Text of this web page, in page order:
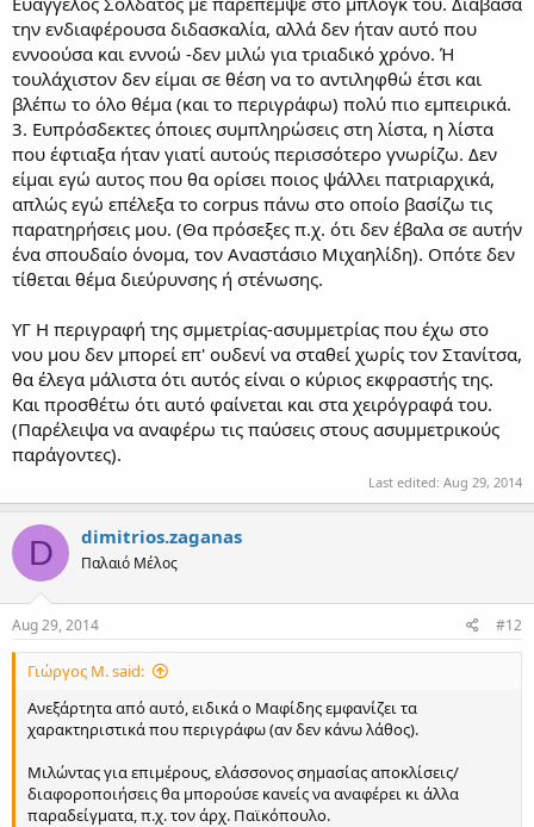
την ενδιαφέρουσα διδασκαλία, αλλά δεν ήταν αυτό που
εννοούσα και εννοώ -δεν μιλώ για τριαδικό χρόνο. Ή
τουλάχιστον δεν είμαι σε θέση να το αντιληφθώ έτσι και
βλέπω το όλο θέμα (και το περιγράφω) πολύ πιο εμπειρικά.
3. Ευπρόσδεκτες όποιες συμπληρώσεις στη λίστα, η λίστα
που έφτιαξα ήταν γιατί αυτούς περισσότερο γνωρίζω. Δεν
είμαι εγώ αυτος που θα ορίσει ποιος ψάλλει πατριαρχικά,
απλώς εγώ επέλεξα το corpus πάνω στο οποίο βασίζω τις
παρατηρήσεις μου. (Θα πρόσεξες π.χ. ότι δεν έβαλα σε αυτήν
ένα σπουδαίο όνομα, τον Αναστάσιο Μιχαηλίδη). Οπότε δεν
τίθεται θέμα διεύρυνσης ή στένωσης.
ΥΓ Η περιγραφή της σμμετρίας-ασυμμετρίας που έχω στο
νου μου δεν μπορεί επ' ουδενί να σταθεί χωρίς τον Στανίτσα,
θα έλεγα μάλιστα ότι αυτός είναι ο κύριος εκφραστής της.
Και προσθέτω ότι αυτό φαίνεται και στα χειρόγραφά του.
(Παρέλειψα να αναφέρω τις παύσεις στους ασυμμετρικούς
παράγοντες).
Last edited: Aug 29, 2014
D dimitrios.zaganas
Παλαιό Μέλος
Aug 29, 2014 #12
Γιώργος Μ. said:
Ανεξάρτητα από αυτό, ειδικά ο Μαφίδης εμφανίζει τα
χαρακτηριστικά που περιγράφω (αν δεν κάνω λάθος).
Μιλώντας για επιμέρους, ελάσσονος σημασίας αποκλίσεις/
διαφοροποιήσεις θα μπορούσε κανείς να αναφέρει κι άλλα
παραδείγματα, π.χ. τον άρχ. Παϊκόπουλο.